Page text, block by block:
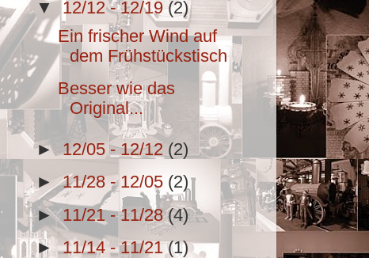
▼ 12/12 - 12/19(2)
Ein frischer Wind auf
dem Frühstückstisch
Besser wie das
Original...
►12/05 - 12/12(2)
►11/28 - 12/05 (2)
►11/21 - 11/28(4)
►11/14 - 11/21(1)